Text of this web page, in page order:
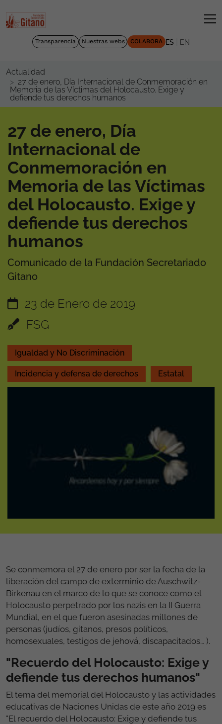
Transparencia Nuestras webs COLABORA ES EN
Actualidad
27 de enero, Día Internacional de Conmemoración en
Memoria de las Víctimas del Holocausto. Exige y
defiende tus derechos humanos
27 de enero, Día
Internacional de
Conmemoración en
Memoria de las Víctimas
del Holocausto. Exige y
defiende tus derechos
humanos
Comunicado de la Fundación Secretariado
Gitano
23 de Enero de 2019
FSG
Igualdad y No Discriminación
Incidencia y defensa de derechos Estatal
Se conmemora el 27 de enero por ser la fecha de la
liberación del campo de exterminio de Auschwitz-
Birkenau en el marco de lo que se conoce como el
Holocausto perpetrado por los nazis en la II Guerra
Mundial, en el que fueron asesinadas millones de
personas (judíos, gitanos, presos políticos,
homosexuales, testigos de jehová, discapacitados… ).
"Recuerdo del Holocausto: Exige y
defiende tus derechos humanos"
El tema del memorial del Holocausto y las actividades
educativas de Naciones Unidas de este año 2019 es
"El recuerdo del Holocausto: Exige y defiende tus